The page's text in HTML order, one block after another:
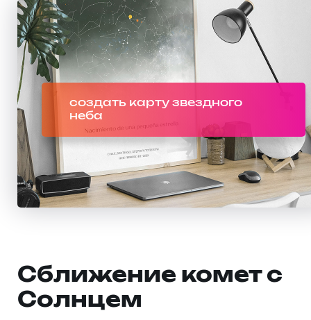
создать карту звездного
неба
Сближение комет с
Солнцем